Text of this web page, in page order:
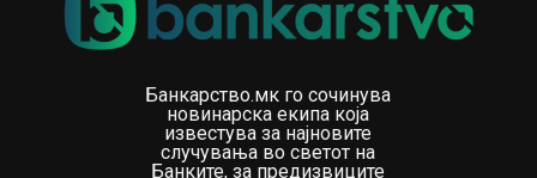
Банкарство.мк го сочинува
новинарска екипа која
известува за најновите
случувања во светот на
Банките, за предизвиците